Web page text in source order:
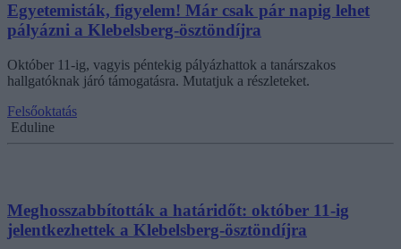
Egyetemisták, figyelem! Már csak pár napig lehet
pályázni a Klebelsberg-ösztöndíjra
Október 11-ig, vagyis péntekig pályázhattok a tanárszakos
hallgatóknak járó támogatásra. Mutatjuk a részleteket.
Felsőoktatás
Eduline
Meghosszabbították a határidőt: október 11-ig
jelentkezhettek a Klebelsberg-ösztöndíjra